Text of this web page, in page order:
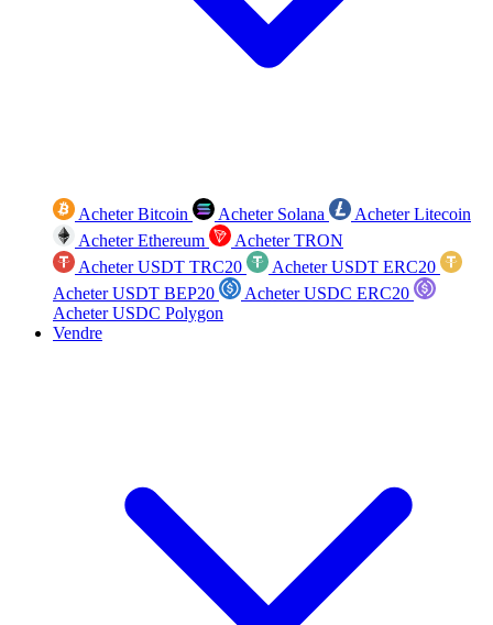
Acheter Bitcoin Acheter Solana
Acheter Litecoin
Acheter Ethereum
Acheter TRON
Acheter USDT TRC20
Acheter USDT ERC20
Acheter USDT BEP20
Acheter USDC ERC20
Acheter USDC Polygon
Vendre